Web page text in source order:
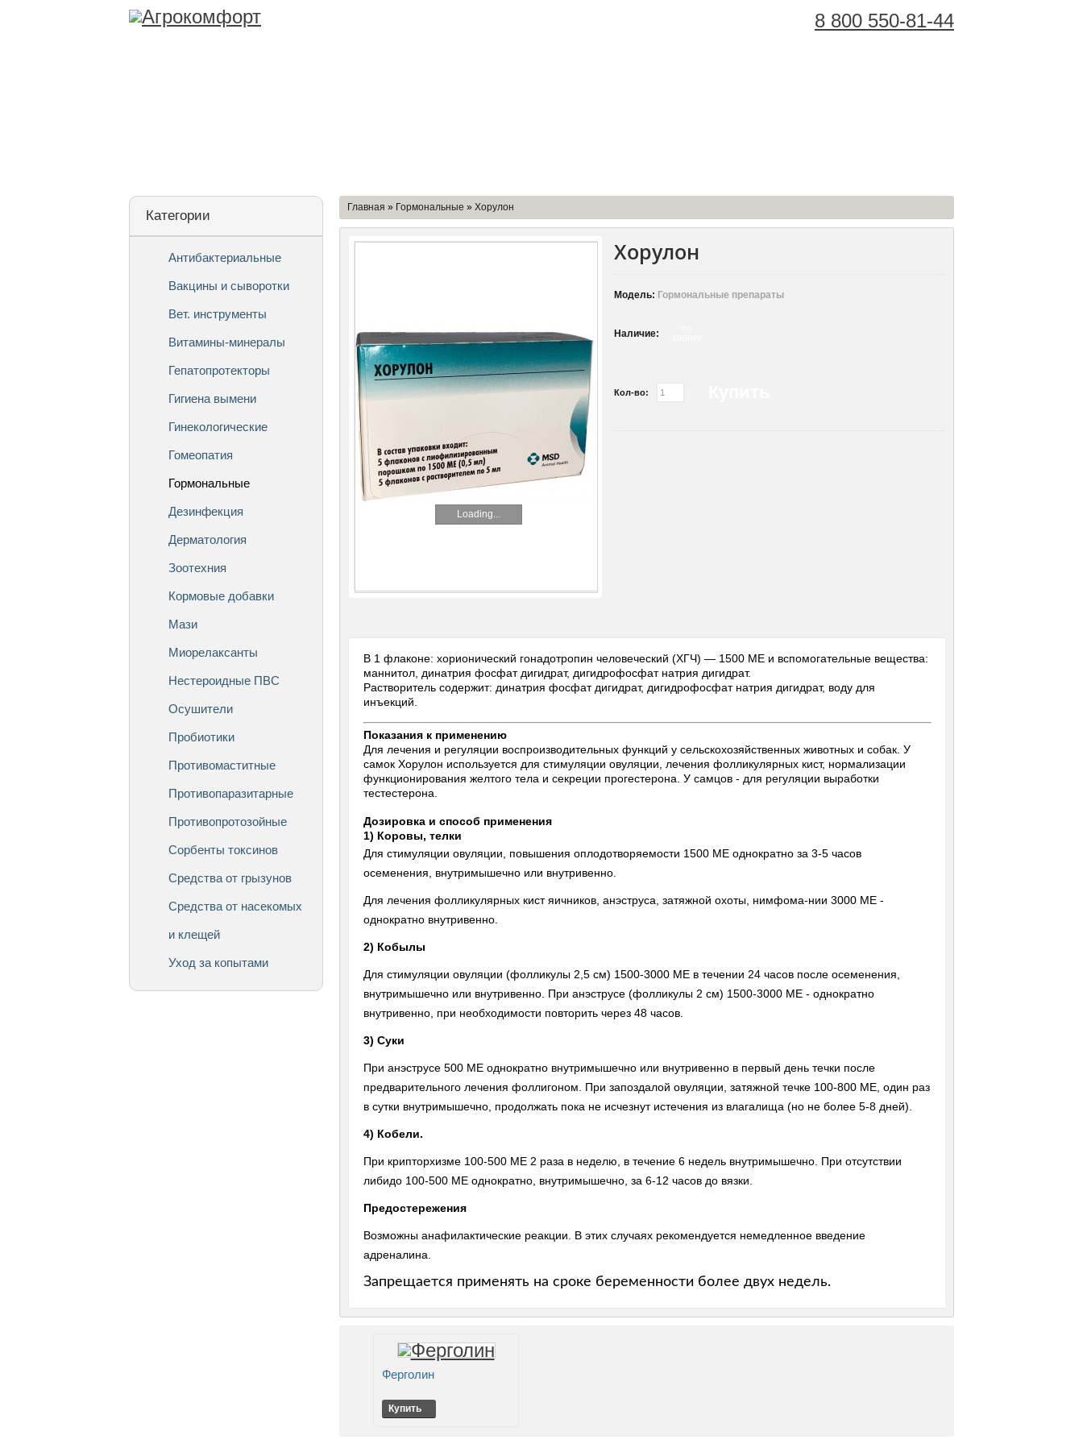
8 800 550-81-44
Категории
Антибактериальные
Вакцины и сыворотки
Вет. инструменты
Витамины-минералы
Гепатопротекторы
Гигиена вымени
Гинекологические
Гомеопатия
Гормональные
Дезинфекция
Дерматология
Зоотехния
Кормовые добавки
Мази
Миорелаксанты
Нестероидные ПВС
Осушители
Пробиотики
Противомаститные
Противопаразитарные
Противопротозойные
Сорбенты токсинов
Средства от грызунов
Средства от насекомых
и клещей
Уход за копытами
Главная » Гормональные » Хорулон
Loading...
Хорулон
Модель: Гормональные препараты
Наличие:
Кол-во:
В 1 флаконе: хорионический гонадотропин человеческий (ХГЧ) — 1500 ME и вспомогательные вещества:
маннитол, динатрия фосфат дигидрат, дигидрофосфат натрия дигидрат.
Растворитель содержит: динатрия фосфат дигидрат, дигидрофосфат натрия дигидрат, воду для
инъекций.
Показания к применению
Для лечения и регуляции воспроизводительных функций у сельскохозяйственных животных и собак. У
самок Хорулон используется для стимуляции овуляции, лечения фолликулярных кист, нормализации
функционирования желтого тела и секреции прогестерона. У самцов - для регуляции выработки
тестестерона.
Дозировка и способ применения
1) Коровы, телки
Для стимуляции овуляции, повышения оплодотворяемости 1500 ME однократно за 3-5 часов
осеменения, внутримышечно или внутривенно.
Для лечения фолликулярных кист яичников, анэструса, затяжной охоты, нимфома-нии 3000 ME -
однократно внутривенно.
2) Кобылы
Для стимуляции овуляции (фолликулы 2,5 см) 1500-3000 ME в течении 24 часов после осеменения,
внутримышечно или внутривенно. При анэструсе (фолликулы 2 см) 1500-3000 ME - однократно
внутривенно, при необходимости повторить через 48 часов.
3) Суки
При анэструсе 500 ME однократно внутримышечно или внутривенно в первый день течки после
предварительного лечения фоллигоном. При запоздалой овуляции, затяжной течке 100-800 ME, один раз
в сутки внутримышечно, продолжать пока не исчезнут истечения из влагалища (но не более 5-8 дней).
4) Кобели.
При крипторхизме 100-500 ME 2 раза в неделю, в течение 6 недель внутримышечно. При отсутствии
либидо 100-500 ME однократно, внутримышечно, за 6-12 часов до вязки.
Предостережения
Возможны анафилактические реакции. В этих случаях рекомендуется немедленное введение
адреналина.
Запрещается применять на сроке беременности более двух недель.
Ферголин
Купить